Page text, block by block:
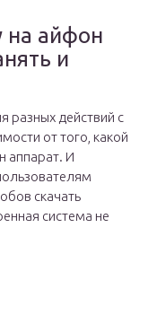
на айфон
и
разных действий с
от того, какой
аппарат. И
скачать
система не